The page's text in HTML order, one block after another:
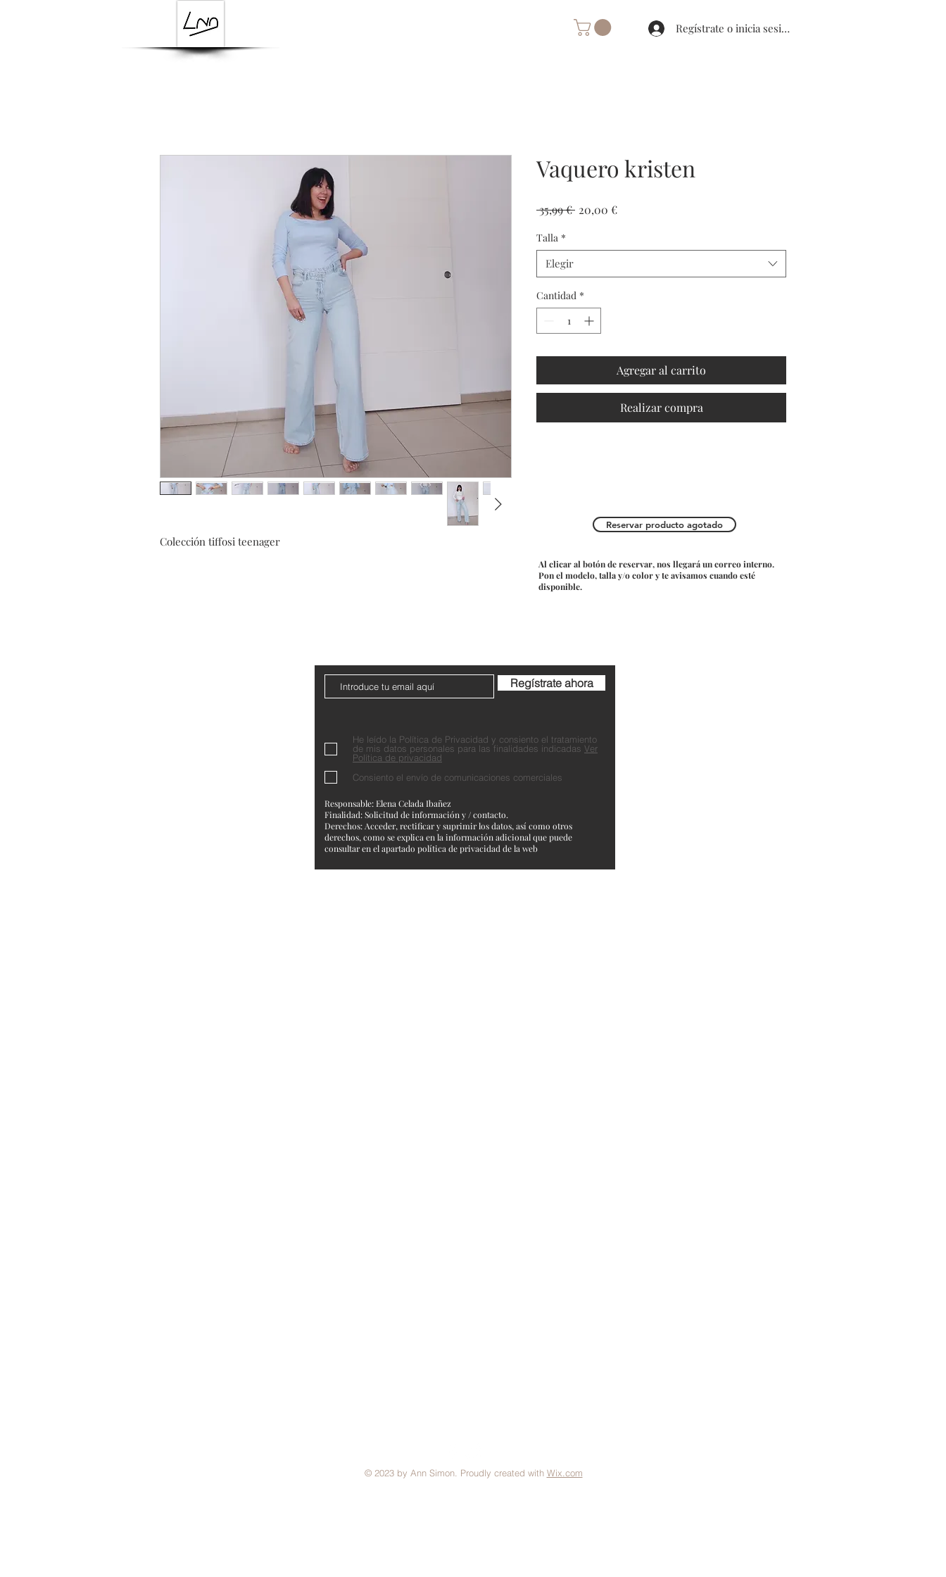
Regístrate o inicia sesión
Colección tiffosi teenager
Vaquero kristen
35,99 € Precio
20,00 €Precio
Talla *
Elegir
Cantidad *
Agregar al carrito
Realizar compra
Reservar producto agotado
Al clicar al botón de reservar, nos llegará un correo interno.
Pon el modelo, talla y/o color y te avisamos cuando esté
disponible.
Regístrate ahora
He leído la Política de Privacidad y consiento el tratamiento
de mis datos personales para las finalidades indicadas Ver
Política de privacidad
Consiento el envío de comunicaciones comerciales
Responsable: Elena Celada Ibañez
Finalidad: Solicitud de información y / contacto.
Derechos: Acceder, rectificar y suprimir los datos, así como otros
derechos, como se explica en la información adicional que puede
consultar en el apartado política de privacidad de la web
© 2023 by Ann Simon. Proudly created with Wix.com